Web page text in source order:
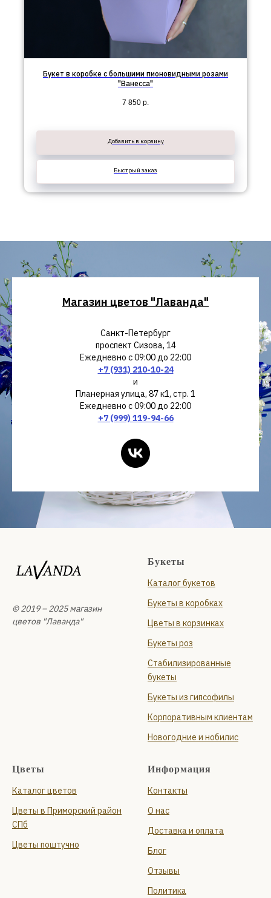
Букет в коробке с большими пионовидными розами
"Ванесса"
7 850 р.
Добавить в корзину
Быстрый заказ
Магазин цветов "Лаванда"
Санкт-Петербург
проспект Сизова, 14
Ежедневно с 09:00 до 22:00
+7 (931) 210-10-24
и
Планерная улица, 87 к1, стр. 1
Ежедневно с 09:00 до 22:00
+7 (999) 119-94-66
© 2019 – 2025 магазин
цветов "Лаванда"
Букеты
Каталог букетов
Букеты в коробках
Цветы в корзинках
Букеты роз
Стабилизированные
букеты
Букеты из гипсофилы
Корпоративным клиентам
Новогодние и нобилис
Цветы
Каталог цветов
Цветы в Приморский район
СПб
Цветы поштучно
Информация
Контакты
О нас
Доставка и оплата
Блог
Отзывы
Политика